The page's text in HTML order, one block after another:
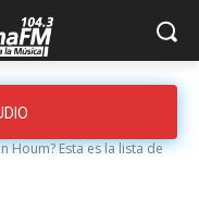
Houm? Esta es la lista de